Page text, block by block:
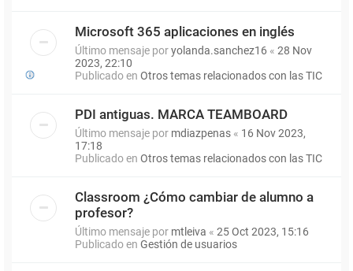
Microsoft 365 aplicaciones en inglés
Último mensaje poryolanda.sanchez16 « 28 Nov
2023, 22:10
Publicado en Otros temas relacionados con las TIC
PDI antiguas. MARCA TEAMBOARD
Último mensaje por mdiazpenas « 16 Nov 2023,
17:18
Publicado en Otros temas relacionados con las TIC
Classroom ¿Cómo cambiar de alumno a
profesor?
Último mensaje por mtleiva « 25 Oct 2023, 15:16
Publicado en Gestión de usuarios